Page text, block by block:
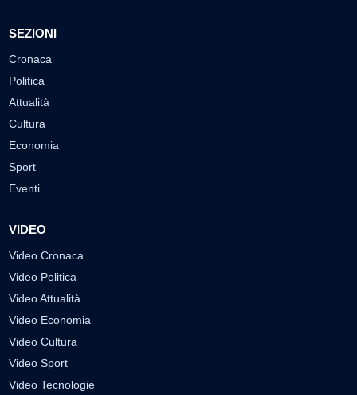
SEZIONI
Cronaca
Politica
Attualità
Cultura
Economia
Sport
Eventi
VIDEO
Video Cronaca
Video Politica
Video Attualità
Video Economia
Video Cultura
Video Sport
Video Tecnologie